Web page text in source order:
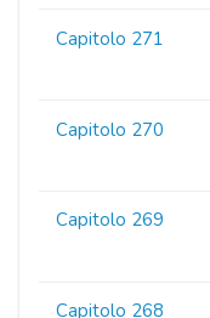
Capitolo 271
Capitolo 270
Capitolo 269
Capitolo 268